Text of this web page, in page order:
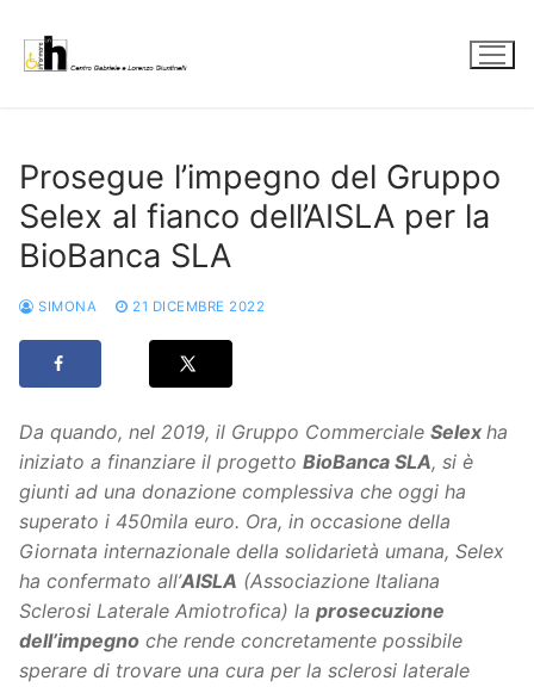
contenuto
Prosegue l’impegno del Gruppo
Selex al fianco dell’AISLA per la
BioBanca SLA
SIMONA 21 DICEMBRE 2022
Da quando, nel 2019, il Gruppo Commerciale Selex ha
iniziato a finanziare il progetto BioBanca SLA, si è
giunti ad una donazione complessiva che oggi ha
superato i 450mila euro. Ora, in occasione della
Giornata internazionale della solidarietà umana, Selex
ha confermato all’AISLA (Associazione Italiana
Sclerosi Laterale Amiotrofica) la prosecuzione
dell’impegno che rende concretamente possibile
sperare di trovare una cura per la sclerosi laterale